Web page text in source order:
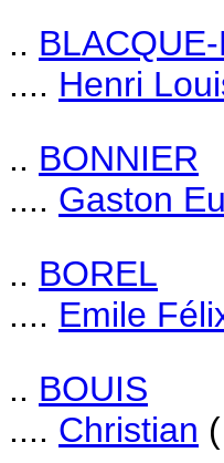
..
.... Henri
.. BONNIER
.... Gaston
.. BOREL
.... Emile
.. BOUIS
.... Christian